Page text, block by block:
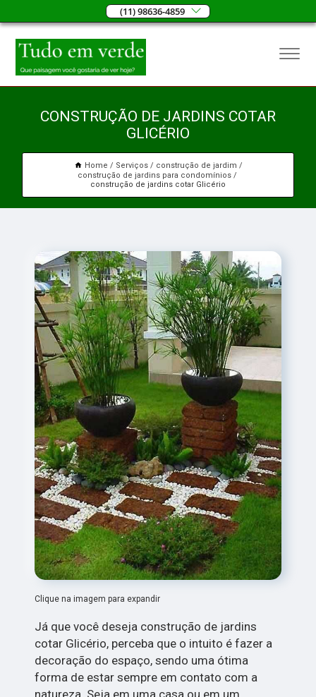
(11) 98636-4859
CONSTRUÇÃO DE JARDINS COTAR
GLICÉRIO
Home Serviços
construção de jardim
construção de jardins para condomínios
construção de jardins cotar Glicério
Clique na imagem para expandir
Já que você deseja construção de jardins
cotar Glicério, perceba que o intuito é fazer a
decoração do espaço, sendo uma ótima
forma de estar sempre em contato com a